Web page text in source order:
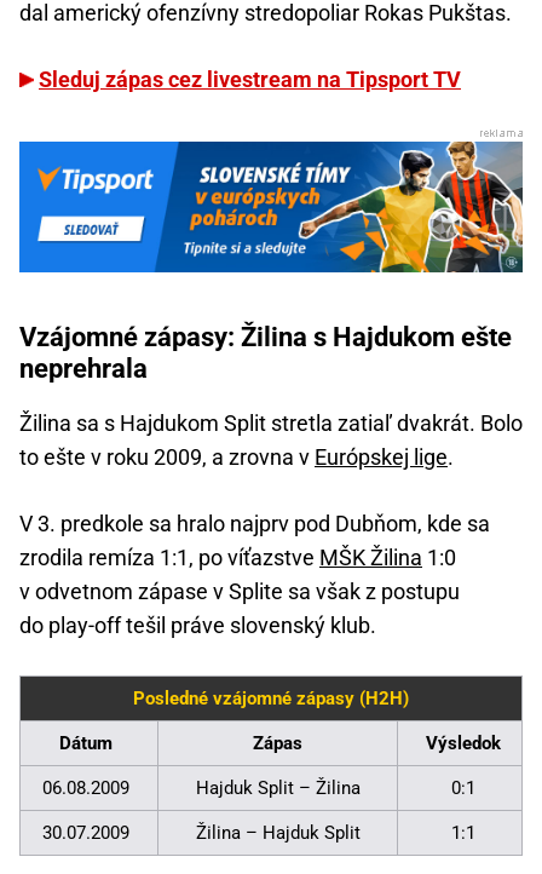
dal americký ofenzívny stredopoliar Rokas Pukštas.
Sleduj zápas cez livestream na Tipsport TV
Vzájomné zápasy: Žilina s Hajdukom ešte
neprehrala
Žilina sa s Hajdukom Split stretla zatiaľ dvakrát. Bolo
to ešte v roku 2009, a zrovna v Európskej lige.
V 3. predkole sa hralo najprv pod Dubňom, kde sa
zrodila remíza 1:1, po víťazstve MŠK Žilina 1:0
v odvetnom zápase v Splite sa však z postupu
do play-off tešil práve slovenský klub.
Posledné vzájomné zápasy (H2H)
Dátum Zápas Výsledok
06.08.2009 Hajduk Split – Žilina 0:1
30.07.2009 Žilina – Hajduk Split 1:1